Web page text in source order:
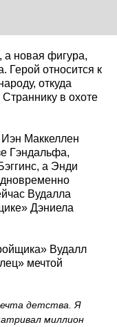
новая фигура,
Герой относится к
откуда
в охоте
Маккеллен
Гэндальфа,
а Энди
Вудалла
Дэниела
Вудалл
мечтой
детства. Я
миллион